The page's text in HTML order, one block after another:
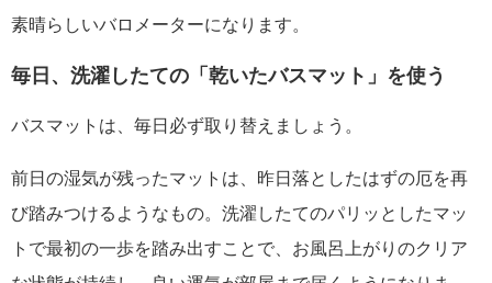
素晴らしいバロメーターになります。
毎日、洗濯したての「乾いたバスマット」を使う
バスマットは、毎日必ず取り替えましょう。
前日の湿気が残ったマットは、昨日落としたはずの厄を再
び踏みつけるようなもの。洗濯したてのパリッとしたマッ
トで最初の一歩を踏み出すことで、お風呂上がりのクリア